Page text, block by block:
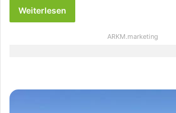
Weiterlesen
ARKM.marketing